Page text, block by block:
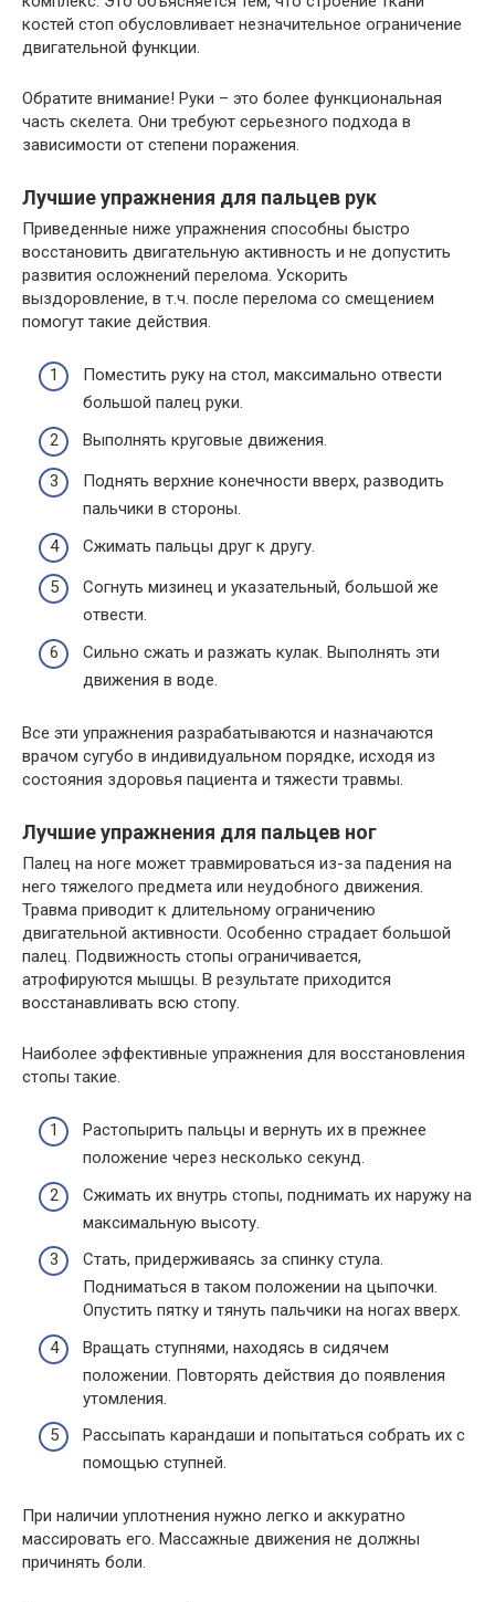
костей стоп обусловливает незначительное ограничение
двигательной функции.
Обратите внимание! Руки – это более функциональная
часть скелета. Они требуют серьезного подхода в
зависимости от степени поражения.
Лучшие упражнения для пальцев рук
Приведенные ниже упражнения способны быстро
восстановить двигательную активность и не допустить
развития осложнений перелома. Ускорить
выздоровление, в т.ч. после перелома со смещением
помогут такие действия.
Поместить руку на стол, максимально отвести
большой палец руки.
Выполнять круговые движения.
Поднять верхние конечности вверх, разводить
пальчики в стороны.
Сжимать пальцы друг к другу.
Согнуть мизинец и указательный, большой же
отвести.
Сильно сжать и разжать кулак. Выполнять эти
движения в воде.
Все эти упражнения разрабатываются и назначаются
врачом сугубо в индивидуальном порядке, исходя из
состояния здоровья пациента и тяжести травмы.
Лучшие упражнения для пальцев ног
Палец на ноге может травмироваться из-за падения на
него тяжелого предмета или неудобного движения.
Травма приводит к длительному ограничению
двигательной активности. Особенно страдает большой
палец. Подвижность стопы ограничивается,
атрофируются мышцы. В результате приходится
восстанавливать всю стопу.
Наиболее эффективные упражнения для восстановления
стопы такие.
Растопырить пальцы и вернуть их в прежнее
положение через несколько секунд.
Сжимать их внутрь стопы, поднимать их наружу на
максимальную высоту.
Стать, придерживаясь за спинку стула.
Подниматься в таком положении на цыпочки.
Опустить пятку и тянуть пальчики на ногах вверх.
Вращать ступнями, находясь в сидячем
положении. Повторять действия до появления
утомления.
Рассыпать карандаши и попытаться собрать их с
помощью ступней.
При наличии уплотнения нужно легко и аккуратно
массировать его. Массажные движения не должны
причинять боли.